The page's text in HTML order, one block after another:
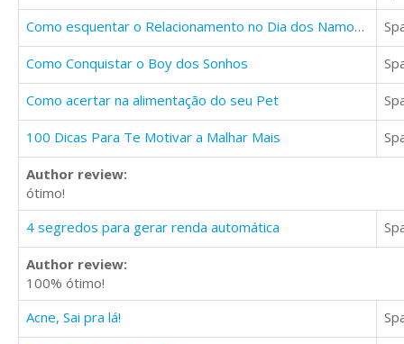
Como esquentar o Relacionamento no Dia dos Namorados
Como Conquistar o Boy dos Sonhos
Como acertar na alimentação do seu Pet
100 Dicas Para Te Motivar a Malhar Mais
Author review:
ótimo!
4 segredos para gerar renda automática
Author review:
100% ótimo!
Acne, Sai pra lá!